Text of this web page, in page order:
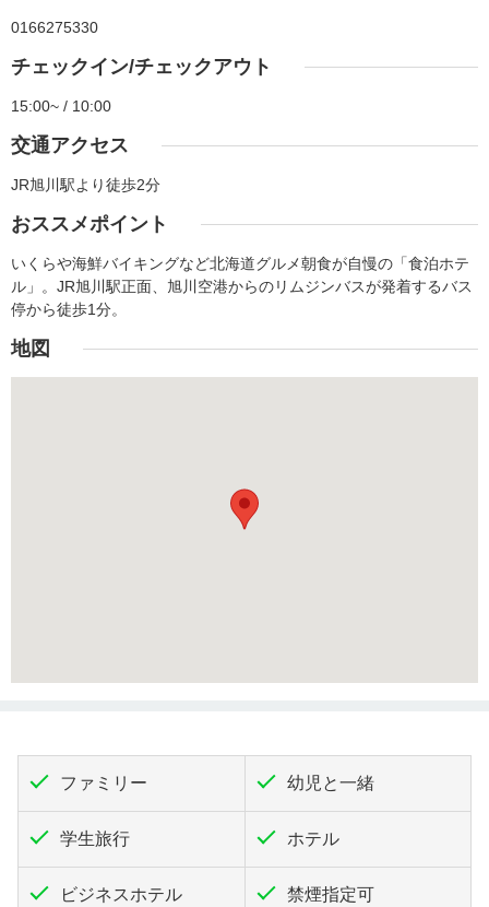
0166275330
チェックイン/チェックアウト
15:00~ / 10:00
交通アクセス
JR旭川駅より徒歩2分
おススメポイント
いくらや海鮮バイキングなど北海道グルメ朝食が自慢の「食泊ホテ
ル」。JR旭川駅正面、旭川空港からのリムジンバスが発着するバス
停から徒歩1分。
地図
ファミリー 幼児と一緒
学生旅行 ホテル
ビジネスホテル 禁煙指定可